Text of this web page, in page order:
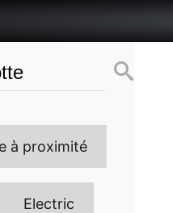
à proximité
Electric